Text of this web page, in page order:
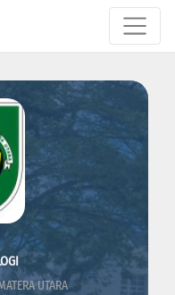
UTARA